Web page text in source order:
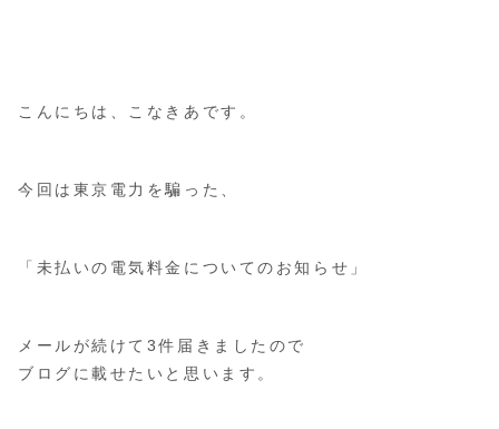
こんにちは、こなきあです。
今回は東京電力を騙った、
「未払いの電気料金についてのお知らせ」
メールが続けて3件届きましたので
ブログに載せたいと思います。